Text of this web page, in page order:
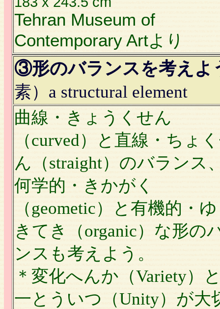
Tehran Museum of
Contemporary Artより
③形のバランスを考えよ
素）a structural element
曲線・きょうくせん
（curved）と直線・ちょ
ん（straight）のバランス
何学的・きかがく
（geometic）と有機的・
きてき（organic）な形の
ンスも考えよう。
＊変化へんか（Variety）
一とういつ（Unity）が大